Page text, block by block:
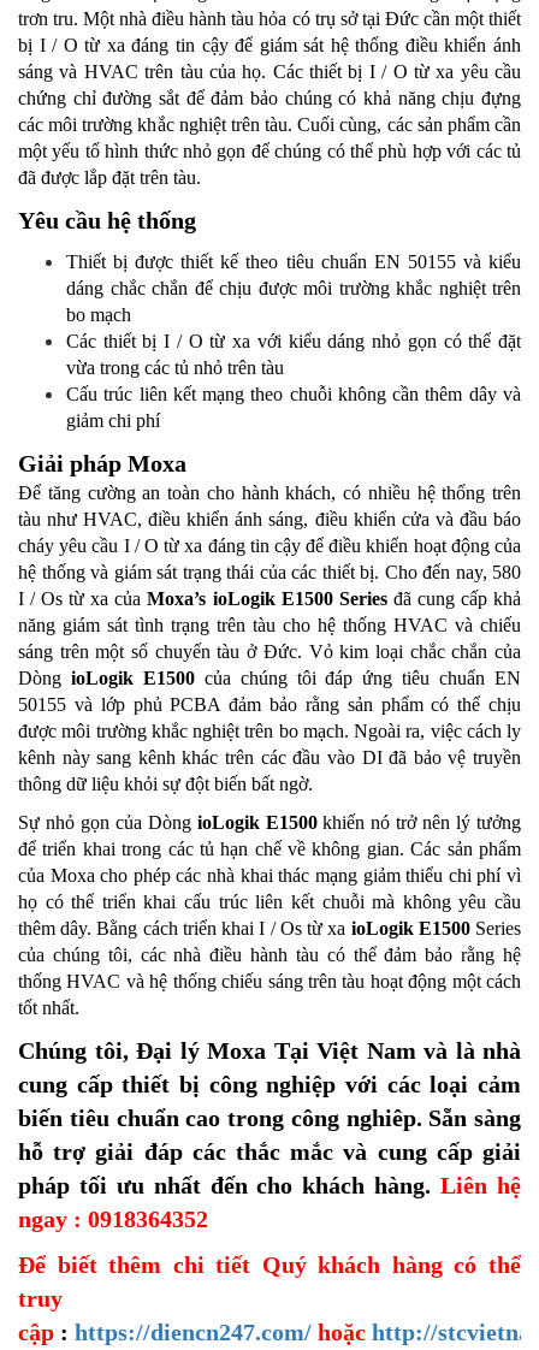
trơn tru. Một nhà điều hành tàu hỏa có trụ sở tại Đức cần một thiết
bị I / O từ xa đáng tin cậy để giám sát hệ thống điều khiển ánh
sáng và HVAC trên tàu của họ. Các thiết bị I / O từ xa yêu cầu
chứng chỉ đường sắt để đảm bảo chúng có khả năng chịu đựng
các môi trường khắc nghiệt trên tàu. Cuối cùng, các sản phẩm cần
một yếu tố hình thức nhỏ gọn để chúng có thể phù hợp với các tủ
đã được lắp đặt trên tàu.
Yêu cầu hệ thống
Thiết bị được thiết kế theo tiêu chuẩn EN 50155 và kiểu
dáng chắc chắn để chịu được môi trường khắc nghiệt trên
bo mạch
Các thiết bị I / O từ xa với kiểu dáng nhỏ gọn có thể đặt
vừa trong các tủ nhỏ trên tàu
Cấu trúc liên kết mạng theo chuỗi không cần thêm dây và
giảm chi phí
Giải pháp Moxa
Để tăng cường an toàn cho hành khách, có nhiều hệ thống trên
tàu như HVAC, điều khiển ánh sáng, điều khiển cửa và đầu báo
cháy yêu cầu I / O từ xa đáng tin cậy để điều khiển hoạt động của
hệ thống và giám sát trạng thái của các thiết bị. Cho đến nay, 580
I / Os từ xa củaMoxa’s ioLogik E1500 Seriesđã cung cấp khả
năng giám sát tình trạng trên tàu cho hệ thống HVAC và chiếu
sáng trên một số chuyến tàu ở Đức. Vỏ kim loại chắc chắn của
Dòng ioLogik E1500của chúng tôi đáp ứng tiêu chuẩn EN
50155 và lớp phủ PCBA đảm bảo rằng sản phẩm có thể chịu
được môi trường khắc nghiệt trên bo mạch. Ngoài ra, việc cách ly
kênh này sang kênh khác trên các đầu vào DI đã bảo vệ truyền
thông dữ liệu khỏi sự đột biến bất ngờ.
Sự nhỏ gọn của Dòng ioLogik E1500khiến nó trở nên lý tưởng
để triển khai trong các tủ hạn chế về không gian. Các sản phẩm
của Moxa cho phép các nhà khai thác mạng giảm thiểu chi phí vì
họ có thể triển khai cấu trúc liên kết chuỗi mà không yêu cầu
thêm dây. Bằng cách triển khai I / Os từ xa ioLogik E1500Series
của chúng tôi, các nhà điều hành tàu có thể đảm bảo rằng hệ
thống HVAC và hệ thống chiếu sáng trên tàu hoạt động một cách
tốt nhất.
Chúng tôi, Đại lý Moxa Tại Việt Nam và là nhà
cung cấp thiết bị công nghiệp với các loại cảm
biến tiêu chuẩn cao trong công nghiêp. Sẵn sàng
hỗ trợ giải đáp các thắc mắc và cung cấp giải
pháp tối ưu nhất đến cho khách hàng.Liên hệ
ngay : 0918364352
Để biết thêm chi tiết Quý khách hàng có thể
truy
cập : https://diencn247.com/ hoặc http://